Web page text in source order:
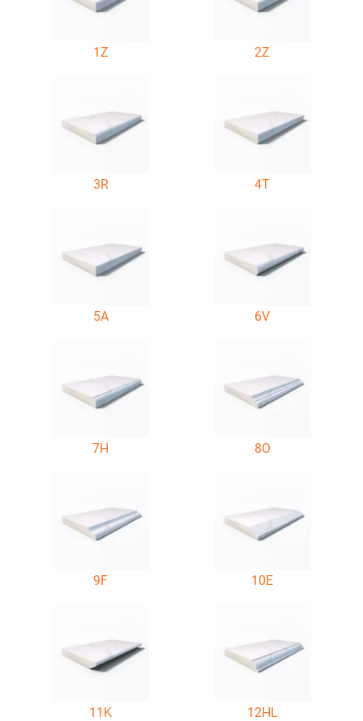
1Z 2Z
3R 4T
5A 6V
7H 8O
9F 10E
11K 12HL